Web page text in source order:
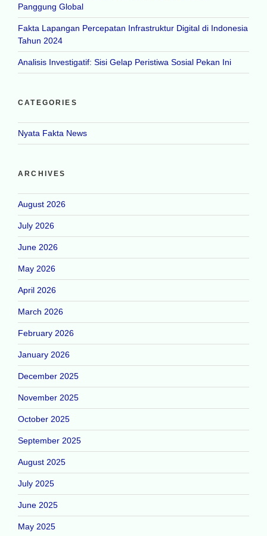
Panggung Global
Fakta Lapangan Percepatan Infrastruktur Digital di Indonesia
Tahun 2024
Analisis Investigatif: Sisi Gelap Peristiwa Sosial Pekan Ini
CATEGORIES
Nyata Fakta News
ARCHIVES
August 2026
July 2026
June 2026
May 2026
April 2026
March 2026
February 2026
January 2026
December 2025
November 2025
October 2025
September 2025
August 2025
July 2025
June 2025
May 2025